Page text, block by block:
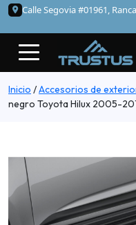
Calle Segovia #01961,
Inicio /Accesorios de
negro Toyota Hilux 2005-